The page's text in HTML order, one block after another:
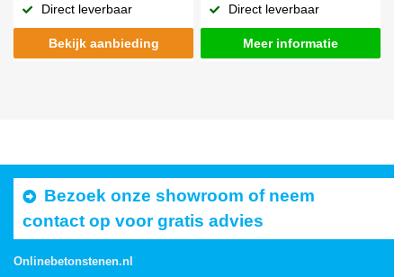
Direct leverbaar
Bekijk aanbieding
Direct leverbaar
Meer informatie
Bezoek onze showroom of neem
contact op voor gratis advies
Onlinebetonstenen.nl